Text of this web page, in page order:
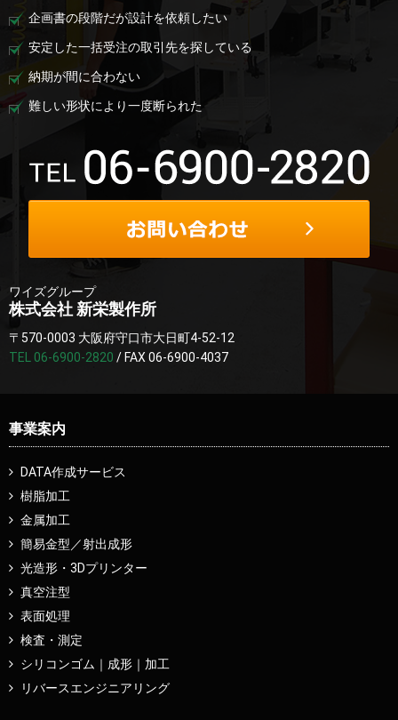
企画書の段階だが設計を依頼したい
安定した一括受注の取引先を探している
納期が間に合わない
難しい形状により一度断られた
ワイズグループ
株式会社 新栄製作所
〒570-0003 大阪府守口市大日町4-52-12
TEL 06-6900-2820 / FAX 06-6900-4037
事業案内
DATA作成サービス
樹脂加工
金属加工
簡易金型／射出成形
光造形・3Dプリンター
真空注型
表面処理
検査・測定
シリコンゴム｜成形｜加工
リバースエンジニアリング